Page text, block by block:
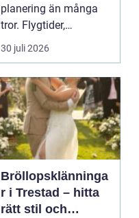
planering än många
tror. Flygtider,
packning, säker...
30 juli 2026
Bröllopsklänninga
r i Trestad – hitta
rätt stil och